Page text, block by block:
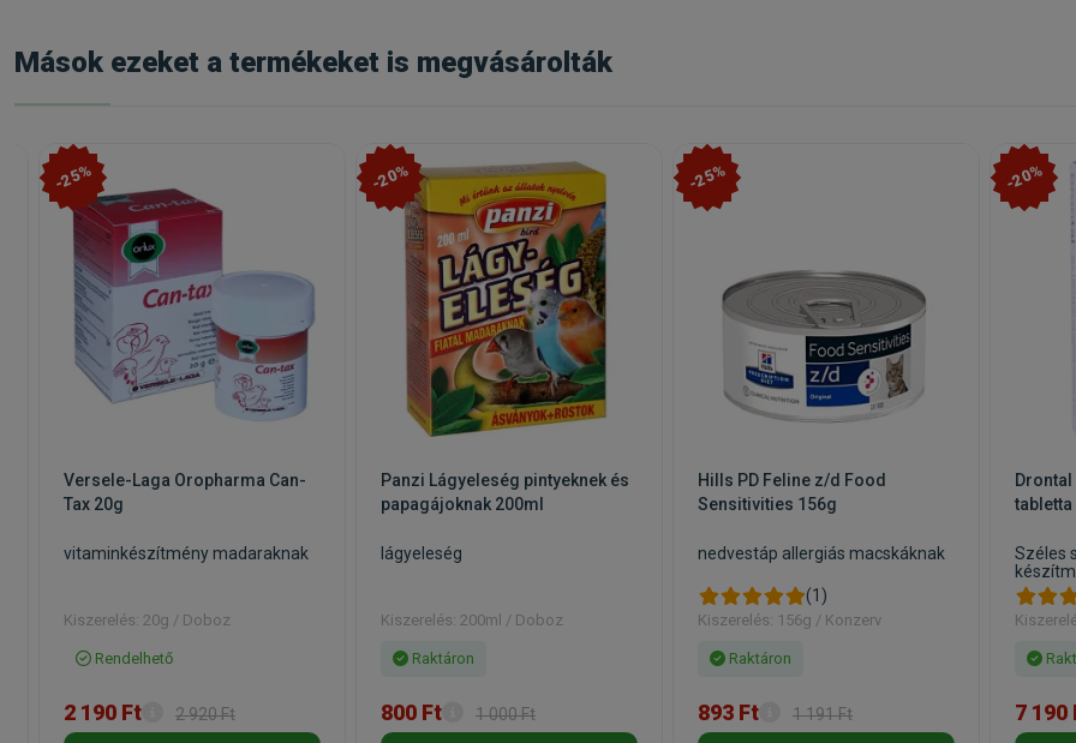
Mások ezeket a termékeket is megvásárolták
-25%
Versele-Laga Oropharma Can-
Tax 20g
vitaminkészítmény madaraknak
Kiszerelés: 20g / Doboz
Rendelhető
2 190 Ft 2 920 Ft
-20%
Panzi Lágyeleség pintyeknek és
papagájoknak 200ml
lágyeleség
Kiszerelés: 200ml / Doboz
Raktáron
800 Ft 1 000 Ft
-25%
Hills PD Feline z/d Food
Sensitivities 156g
nedvestáp allergiás macskáknak
(1)
Kiszerelés: 156g / Konzerv
Raktáron
893 Ft 1 191 Ft
-20%
tabletta
Széles
7 190